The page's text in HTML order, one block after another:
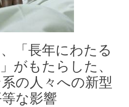
「長年にわたる
がもたらした、
の人々への新型
な影響